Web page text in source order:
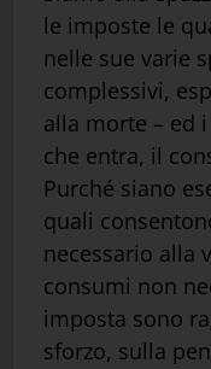
le imposte le
nelle sue varie
complessivi,
alla morte – ed
che entra, il
Purché siano
quali
necessario alla
consumi non
imposta sono
sforzo, sulla